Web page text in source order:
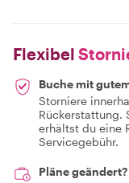
Flexibel
Buche mit
Storniere
Rückerstattung.
erhältst du eine
Servicegebühr.
Pläne geändert?